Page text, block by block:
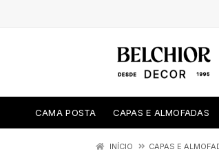
CAMA POSTA CAPAS E ALMOFADAS
INÍCIO CAPAS E